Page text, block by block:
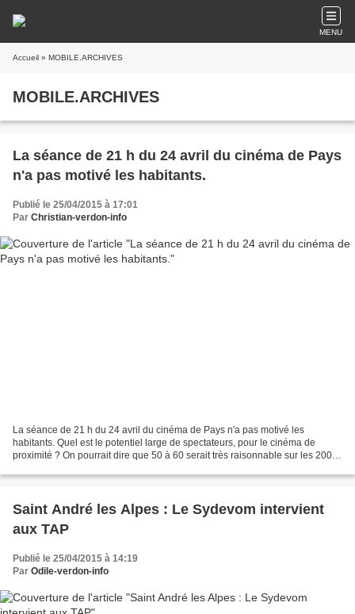
MENU
Accueil » MOBILE.ARCHIVES
MOBILE.ARCHIVES
La séance de 21 h du 24 avril du cinéma de Pays
n'a pas motivé les habitants.
Publié le 25/04/2015 à 17:01
Par Christian-verdon-info
La séance de 21 h du 24 avril du cinéma de Pays n'a pas motivé les
habitants. Quel est le potentiel large de spectateurs, pour le cinéma de
proximité ? On pourrait dire que 50 à 60 serait très raisonnable sur les 2000
Saint André les Alpes : Le Sydevom intervient
aux TAP
Publié le 25/04/2015 à 14:19
Par Odile-verdon-info